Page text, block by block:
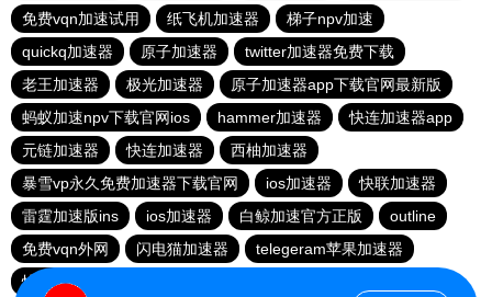
免费vqn加速试用
纸飞机加速器
梯子npv加速
quickq加速器
原子加速器
twitter加速器免费下载
老王加速器
极光加速器
原子加速器app下载官网最新版
蚂蚁加速npv下载官网ios
hammer加速器
快连加速器app
元链加速器
快连加速器
西柚加速器
暴雪vp永久免费加速器下载官网
ios加速器
快联加速器
雷霆加速版ins
ios加速器 白鲸加速官方正版
outline
免费vqn外网
闪电猫加速器
telegeram苹果加速器
快连lets加速器